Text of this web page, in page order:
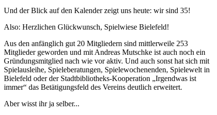
Und der Blick auf den Kalender zeigt uns heute: wir sind 35!
Also: Herzlichen Glückwunsch, Spielwiese Bielefeld!
Aus den anfänglich gut 20 Mitgliedern sind mittlerweile 253
Mitglieder geworden und mit Andreas Mutschke ist auch noch ein
Gründungsmitglied nach wie vor aktiv. Und auch sonst hat sich mit
Spielausleihe, Spieleberatungen, Spielewochenenden, Spielewelt in
Bielefeld oder der Stadtbibliotheks-Kooperation „Irgendwas ist
immer“ das Betätigungsfeld des Vereins deutlich erweitert.
Aber wisst ihr ja selber...